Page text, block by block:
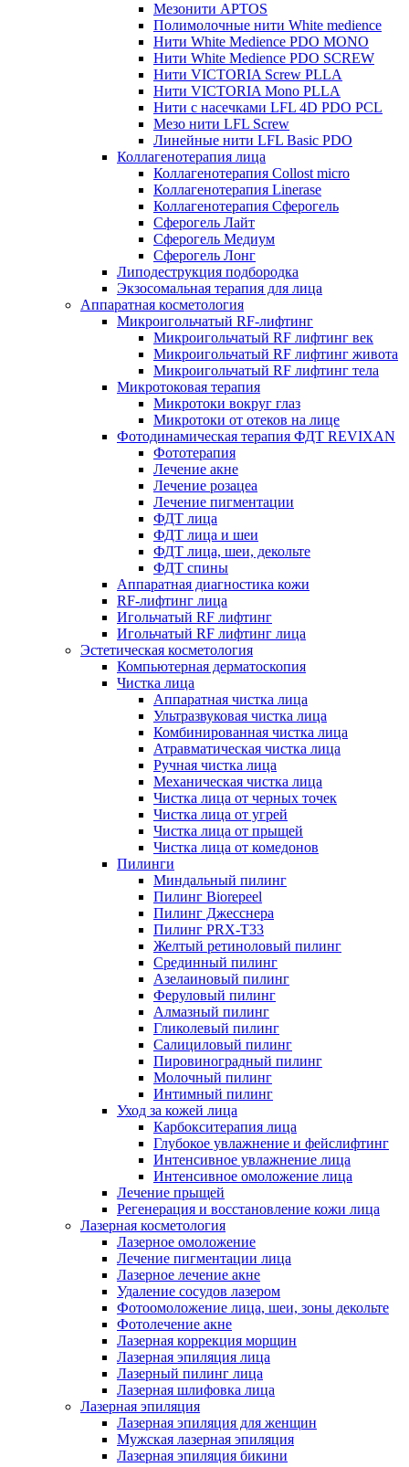
Мезонити APTOS
Полимолочные нити White medience
Нити White Medience PDO MONO
Нити White Medience PDO SCREW
Нити VICTORIA Screw PLLA
Нити VICTORIA Mono PLLA
Нити с насечками LFL 4D PDO PCL
Мезо нити LFL Screw
Линейные нити LFL Basic PDO
Коллагенотерапия лица
Коллагенотерапия Collost micro
Коллагенотерапия Linerase
Коллагенотерапия Сферогель
Сферогель Лайт
Сферогель Медиум
Сферогель Лонг
Липодеструкция подбородка
Экзосомальная терапия для лица
Аппаратная косметология
Микроигольчатый RF-лифтинг
Микроигольчатый RF лифтинг век
Микроигольчатый RF лифтинг живота
Микроигольчатый RF лифтинг тела
Микротоковая терапия
Микротоки вокруг глаз
Микротоки от отеков на лице
Фотодинамическая терапия ФДТ REVIXAN
Фототерапия
Лечение акне
Лечение розацеа
Лечение пигментации
ФДТ лица
ФДТ лица и шеи
ФДТ лица, шеи, декольте
ФДТ спины
Аппаратная диагностика кожи
RF-лифтинг лица
Игольчатый RF лифтинг
Игольчатый RF лифтинг лица
Эстетическая косметология
Компьютерная дерматоскопия
Чистка лица
Аппаратная чистка лица
Ультразвуковая чистка лица
Комбинированная чистка лица
Атравматическая чистка лица
Ручная чистка лица
Механическая чистка лица
Чистка лица от черных точек
Чистка лица от угрей
Чистка лица от прыщей
Чистка лица от комедонов
Пилинги
Миндальный пилинг
Пилинг Biorepeel
Пилинг Джесснера
Пилинг PRX-T33
Желтый ретиноловый пилинг
Срединный пилинг
Азелаиновый пилинг
Феруловый пилинг
Алмазный пилинг
Гликолевый пилинг
Салициловый пилинг
Пировиноградный пилинг
Молочный пилинг
Интимный пилинг
Уход за кожей лица
Карбокситерапия лица
Глубокое увлажнение и фейслифтинг
Интенсивное увлажнение лица
Интенсивное омоложение лица
Лечение прыщей
Регенерация и восстановление кожи лица
Лазерная косметология
Лазерное омоложение
Лечение пигментации лица
Лазерное лечение акне
Удаление сосудов лазером
Фотоомоложение лица, шеи, зоны декольте
Фотолечение акне
Лазерная коррекция морщин
Лазерная эпиляция лица
Лазерный пилинг лица
Лазерная шлифовка лица
Лазерная эпиляция
Лазерная эпиляция для женщин
Мужская лазерная эпиляция
Лазерная эпиляция бикини